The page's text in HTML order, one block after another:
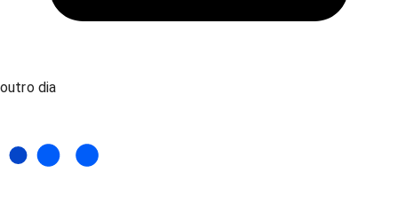
outro dia